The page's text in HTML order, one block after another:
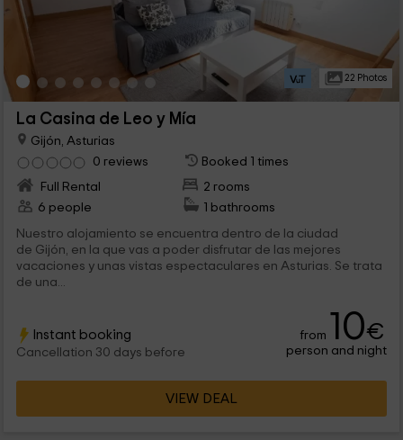
22 Photos
La Casina de Leo y Mía
Gijón, Asturias
0 reviews
Booked 1 times
Full Rental
2 rooms
6 people
1 bathrooms
Nuestro alojamiento se encuentra dentro de la ciudad
de Gijón, en la que vas a poder disfrutar de las mejores
vacaciones y unas vistas espectaculares en Asturias. Se trata
de una...
Instant booking
Cancellation 30 days before
from 10€
person and night
VIEW DEAL